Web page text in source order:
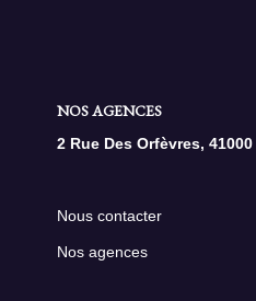
NOS AGENCES
2 Rue Des Orfèvres,
Nous contacter
Nos agences